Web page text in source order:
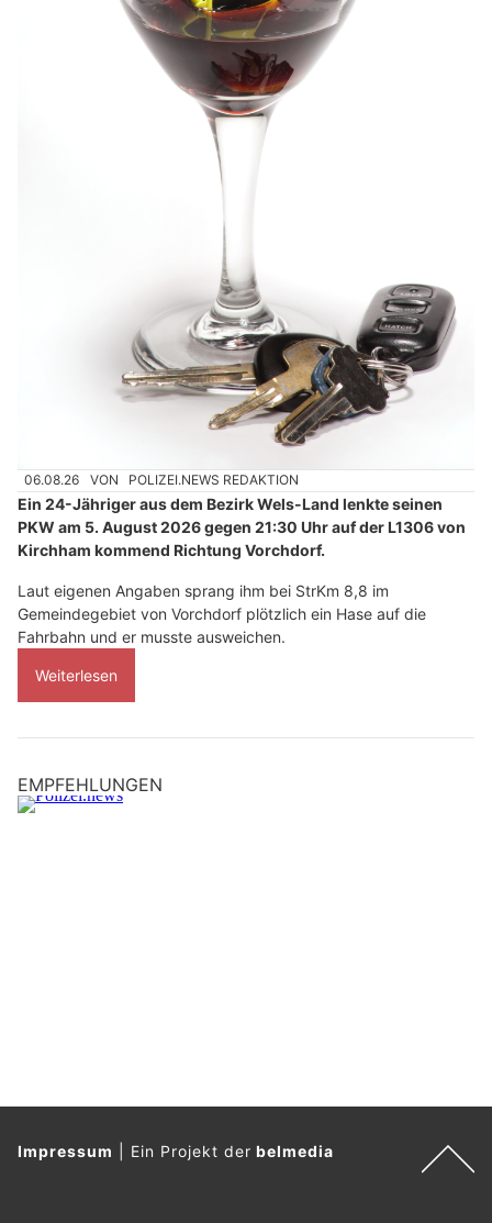
06.08.26 VON POLIZEI.NEWS REDAKTION
Ein 24-Jähriger aus dem Bezirk Wels-Land lenkte seinen
PKW am 5. August 2026 gegen 21:30 Uhr auf der L1306 von
Kirchham kommend Richtung Vorchdorf.
Laut eigenen Angaben sprang ihm bei StrKm 8,8 im
Gemeindegebiet von Vorchdorf plötzlich ein Hase auf die
Fahrbahn und er musste ausweichen.
Weiterlesen
EMPFEHLUNGEN
Impressum Ein Projekt derbelmedia